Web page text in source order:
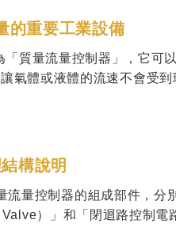
的重要工業設備
質量流量控制器」，它可
氣體或液體的流速不會受
構說明
量控制器的組成部件，分
）」和「閉迴路控制電